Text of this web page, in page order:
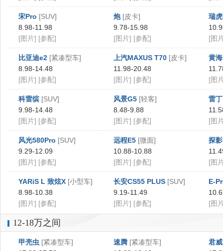
宋Pro [SUV]
8.98-11.98
[图片] [参配]
炮 [皮卡]
9.78-15.98
[图片] [参配]
瑞
[图
比亚迪e2 [紧凑型车]
8.98-14.48
[图片] [参配]
上汽MAXUS T70 [皮卡]
11.98-20.48
[图片] [参配]
黄
[图
科雷缤 [SUV]
9.98-14.48
[图片] [参配]
风景G5 [轻客]
8.48-9.88
[图片] [参配]
雷
[图
风光580Pro [SUV]
9.29-12.09
[图片] [参配]
远程E5 [微面]
10.88-10.88
[图片] [参配]
探影
[图
YARiS L 致炫X [小型车]
8.98-10.38
[图片] [参配]
长安CS55 PLUS [SUV]
9.19-11.49
[图片] [参配]
E-
[图
12-18万之间
甲壳虫 [紧凑型车]
速腾 [紧凑型车]
君威